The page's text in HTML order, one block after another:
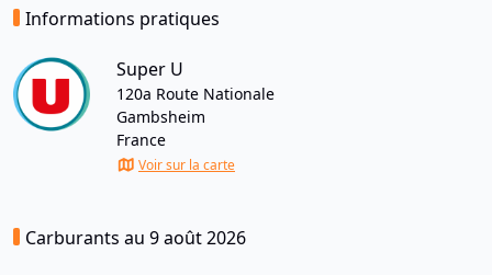
Informations pratiques
Super U
120a Route Nationale
Gambsheim
France
Voir sur la carte
Carburants au 9 août 2026